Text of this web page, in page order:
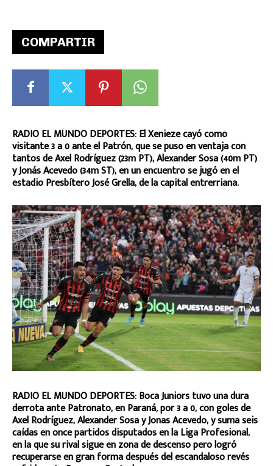
COMPARTIR
RADIO EL MUNDO DEPORTES: El Xenieze cayó como
visitante 3 a 0 ante el Patrón, que se puso en ventaja con
tantos de Axel Rodríguez (23m PT), Alexander Sosa (40m PT)
y Jonás Acevedo (34m ST), en un encuentro se jugó en el
estadio Presbítero José Grella, de la capital entrerriana.
RADIO EL MUNDO DEPORTES: Boca Juniors tuvo una dura
derrota ante Patronato, en Paraná, por 3 a 0, con goles de
Axel Rodríguez, Alexander Sosa y Jonas Acevedo, y suma seis
caídas en once partidos disputados en la Liga Profesional,
en la que su rival sigue en zona de descenso pero logró
recuperarse en gran forma después del escandaloso revés